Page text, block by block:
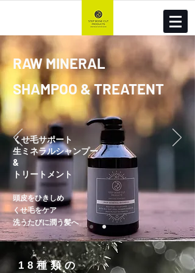
RAW MINERAL
SHAMPOO & TREATENT
くせ毛サポート
生ミネラルシャンプー
&
トリートメント
頭皮をひきしめ
くせ毛をケア
洗うたびに潤う髪へ
18種類の